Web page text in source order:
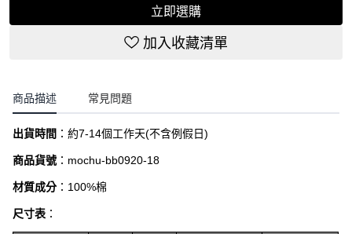
立即選購
加入收藏清單
商品描述 常見問題
出貨時間 ：約7-14個工作天(不含例假日)
商品貨號 ： mochu-bb0920-18
材質成分 ：100%棉
尺寸表 ：